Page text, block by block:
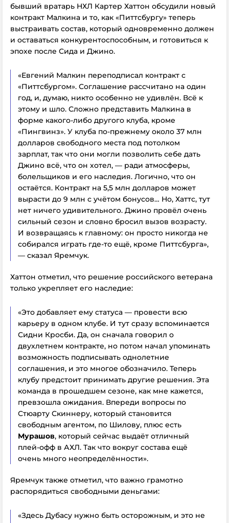
бывший вратарь НХЛ Картер Хаттон обсудили новый
контракт Малкина и то, как «Питтсбургу» теперь
выстраивать состав, который одновременно должен
и оставаться конкурентоспособным, и готовиться к
эпохе после Сида и Джино.
«Евгений Малкин переподписал контракт с
«Питтсбургом». Соглашение рассчитано на один
год, и, думаю, никто особенно не удивлён. Всё к
этому и шло. Сложно представить Малкина в
форме какого-либо другого клуба, кроме
«Пингвинз». У клуба по-прежнему около 37 млн
долларов свободного места под потолком
зарплат, так что они могли позволить себе дать
Джино всё, что он хотел, — ради атмосферы,
болельщиков и его наследия. Логично, что он
остаётся. Контракт на 5,5 млн долларов может
вырасти до 9 млн с учётом бонусов… Но, Хаттс, тут
нет ничего удивительного. Джино провёл очень
сильный сезон и словно бросил вызов возрасту.
И возвращаясь к главному: он просто никогда не
собирался играть где-то ещё, кроме Питтсбурга»,
— сказал Яремчук.
Хаттон отметил, что решение российского ветерана
только укрепляет его наследие:
«Это добавляет ему статуса — провести всю
карьеру в одном клубе. И тут сразу вспоминается
Сидни Кросби. Да, он сначала говорил о
двухлетнем контракте, но потом начал упоминать
возможность подписывать однолетние
соглашения, и это многое обозначило. Теперь
клубу предстоит принимать другие решения. Эта
команда в прошедшем сезоне, как мне кажется,
превзошла ожидания. Впереди вопросы по
Стюарту Скиннеру, который становится
свободным агентом, по Шилову, плюс есть
Мурашов, который сейчас выдаёт отличный
плей-офф в АХЛ. Так что вокруг состава ещё
очень много неопределённости».
Яремчук также отметил, что важно грамотно
распорядиться свободными деньгами:
«Здесь Дубасу нужно быть осторожным, и это не